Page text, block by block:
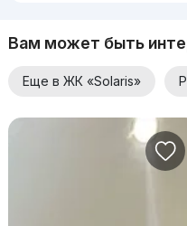
Вам может быть
Еще в ЖК «Solaris»